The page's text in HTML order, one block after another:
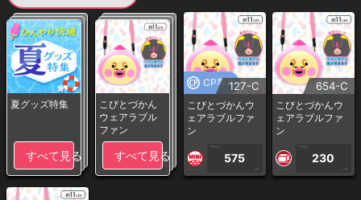
夏グッズ特集
すべて見る
こびとづかん
ウェアラブル
ファン
すべて見る
CP専用127-C
こびとづかんウ
ェアラブルファ
ン
1PLAY
575
CP
654-C
こびとづかんウ
ェアラブルファ
ン
1PLAY
230
CP